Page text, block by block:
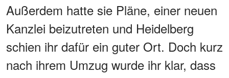
Außerdem hatte sie Pläne, einer neuen
Kanzlei beizutreten und Heidelberg
schien ihr dafür ein guter Ort. Doch kurz
nach ihrem Umzug wurde ihr klar, dass